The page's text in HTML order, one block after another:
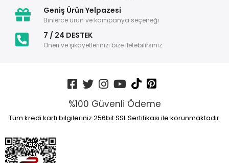
Geniş Ürün Yelpazesi
Binlerce ürün ve kampanya seçeneği
7 / 24 DESTEK
Öneri ve şikayetlerinizi bize iletebilirsiniz.
%100 Güvenli Ödeme
Tüm kredi kartı bilgileriniz 256bit SSL Sertifikası ile korunmaktadır.